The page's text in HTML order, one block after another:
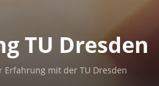
TU Dresden
Erfahrung mit der TU Dresden